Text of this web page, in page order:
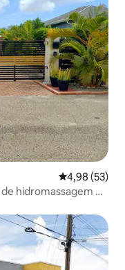
4,98 de uma
4,98 (53)
hidromassagem e